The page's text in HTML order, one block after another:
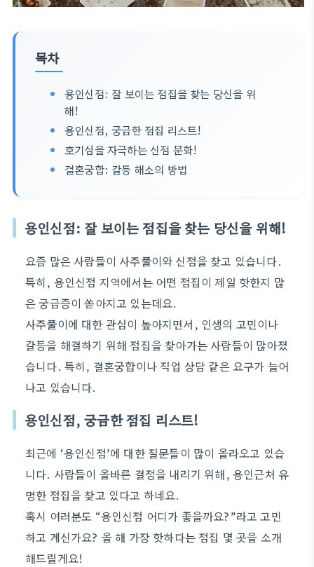
목차
용인신점: 잘 보이는 점집을 찾는 당신을 위
해!
용인신점, 궁금한 점집 리스트!
호기심을 자극하는 신점 문화!
결혼궁합: 갈등 해소의 방법
용인신점: 잘 보이는 점집을 찾는 당신을 위해!
요즘 많은 사람들이 사주풀이와 신점을 찾고 있습니다.
특히, 용인신점 지역에서는 어떤 점집이 제일 핫한지 많
은 궁금증이 쏟아지고 있는데요.
사주풀이에 대한 관심이 높아지면서, 인생의 고민이나
갈등을 해결하기 위해 점집을 찾아가는 사람들이 많아졌
습니다. 특히, 결혼궁합이나 직업 상담 같은 요구가 늘어
나고 있습니다.
용인신점, 궁금한 점집 리스트!
최근에 ‘용인신점’에 대한 질문들이 많이 올라오고 있습
니다. 사람들이 올바른 결정을 내리기 위해, 용인근처 유
명한 점집을 찾고 있다고 하네요.
혹시 여러분도 “용인신점 어디가 좋을까요?”라고 고민
하고 계신가요? 올 해 가장 핫하다는 점집 몇 곳을 소개
해드릴게요!